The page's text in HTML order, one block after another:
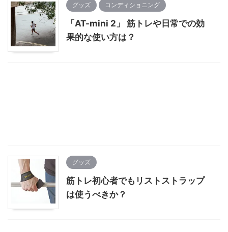
グッズ コンディショニング
「AT-mini 2」 筋トレや日常での効
果的な使い方は？
グッズ
筋トレ初心者でもリストストラップ
は使うべきか？